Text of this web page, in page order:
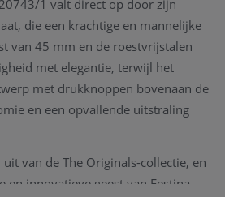
1 valt direct op door zijn
die een krachtige en mannelijke
van 45 mm en de roestvrijstalen
met elegantie, terwijl het
met drukknoppen bovenaan de
en een opvallende uitstraling
van de The Originals-collectie, en
en innovatieve geest van Festina.